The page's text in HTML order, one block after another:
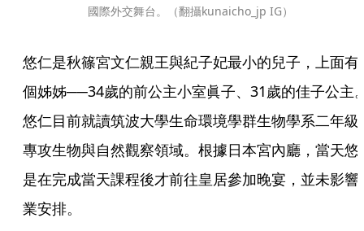
國際外交舞台。（翻攝kunaicho_jp IG）
悠仁是秋篠宮文仁親王與紀子妃最小的兒子，上面有
個姊姊──34歲的前公主小室眞子、31歲的佳子公主
悠仁目前就讀筑波大學生命環境學群生物學系二年級
專攻生物與自然觀察領域。根據日本宮內廳，當天悠
是在完成當天課程後才前往皇居參加晚宴，並未影響
業安排。